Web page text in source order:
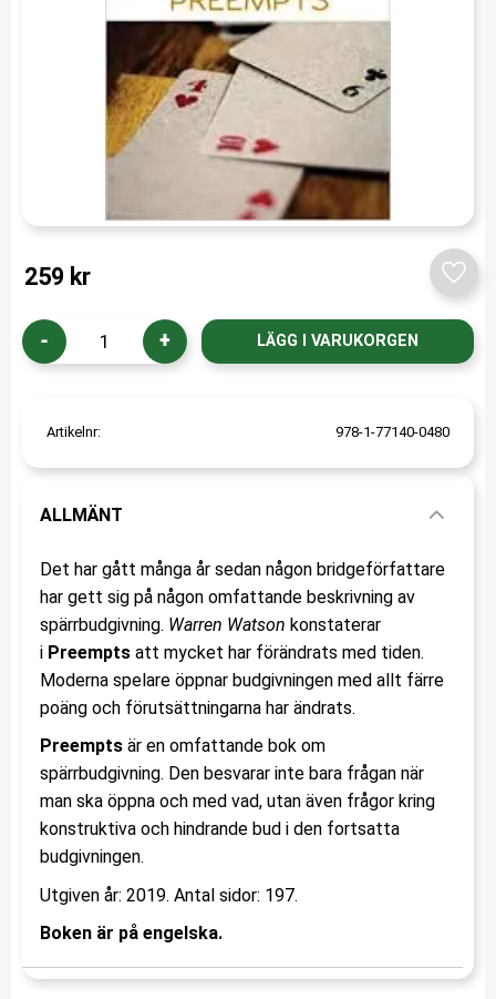
259 kr
+
-
Artikelnr 978-1-77140-0480
ALLMÄNT
Det har gått många år sedan någon bridgeförfattare
har gett sig på någon omfattande beskrivning av
spärrbudgivning. Warren Watson konstaterar
i Preempts att mycket har förändrats med tiden.
Moderna spelare öppnar budgivningen med allt färre
poäng och förutsättningarna har ändrats.
Preempts är en omfattande bok om
spärrbudgivning. Den besvarar inte bara frågan när
man ska öppna och med vad, utan även frågor kring
konstruktiva och hindrande bud i den fortsatta
budgivningen.
Utgiven år: 2019. Antal sidor: 197.
Boken är på engelska.